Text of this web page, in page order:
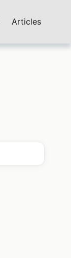
Articles